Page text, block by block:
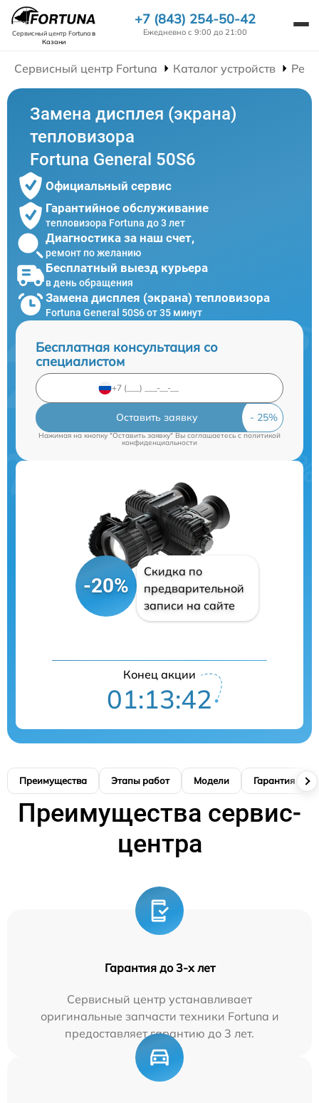
Сервисный центр Fortunaв
Казани
+7 (843) 254-50-42
Ежедневно с 9:00 до 21:00
Сервисный центр Fortuna Каталог устройств
Замена дисплея (экрана)
тепловизора
Fortuna General 50S6
Официальный сервис
Гарантийное обслуживание
тепловизора Fortuna до 3 лет
Диагностика за наш счет,
ремонт по желанию
Бесплатный выезд курьера
в день обращения
Замена дисплея (экрана) тепловизора
Fortuna General 50S6 от 35 минут
Бесплатная консультация со
специалистом
Оставить заявку
Нажимая на кнопку "Оставить заявку" Вы соглашаетесь cполитикой
конфиденциальности
-20%
Скидка по
предварительной
записи на сайте
Конец акции
01:13:42
Преимущества Этапы работ Модели Гарантия
Преимущества сервис-
центра
Гарантия до 3-х лет
Сервисный центр устанавливает
оригинальные запчасти техники Fortuna и
предоставляет гарантию до 3 лет.